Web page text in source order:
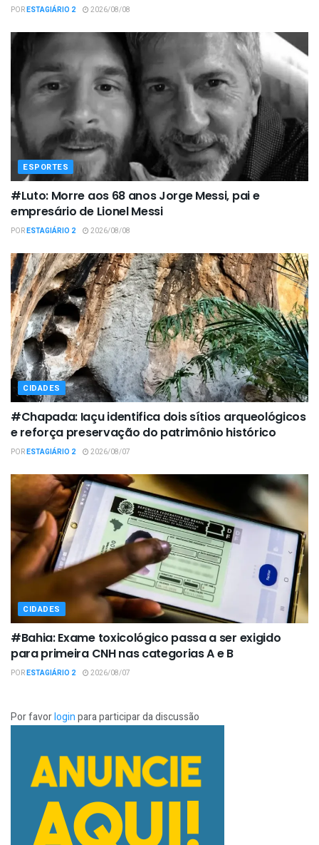
PORESTAGIÁRIO 2 2026/08/08
ESPORTES
#Luto: Morre aos 68 anos Jorge Messi, pai e
empresário de Lionel Messi
PORESTAGIÁRIO 2 2026/08/08
CIDADES
#Chapada: Iaçu identifica dois sítios arqueológicos
e reforça preservação do patrimônio histórico
PORESTAGIÁRIO 2 2026/08/07
CIDADES
#Bahia: Exame toxicológico passa a ser exigido
para primeira CNH nas categorias A e B
PORESTAGIÁRIO 2 2026/08/07
Por favorloginpara participar da discussão